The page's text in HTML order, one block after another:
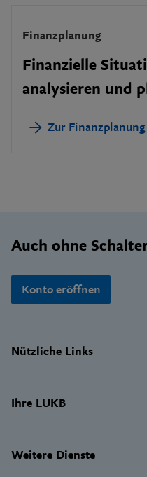
Finanzplanung
Finanzielle
analysieren und
Zur Finanzplanung
Auch ohne
Konto eröffnen
Nützliche Links
Ihre LUKB
Weitere Dienste